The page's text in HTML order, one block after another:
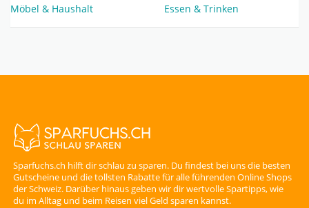
Möbel & Haushalt
Essen & Trinken
Sparfuchs.ch hilft dir schlau zu sparen. Du findest bei uns die besten
Gutscheine und die tollsten Rabatte für alle führenden Online Shops
der Schweiz. Darüber hinaus geben wir dir wertvolle Spartipps, wie
du im Alltag und beim Reisen viel Geld sparen kannst.